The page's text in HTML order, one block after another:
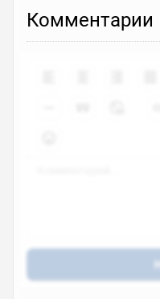
Комментарии